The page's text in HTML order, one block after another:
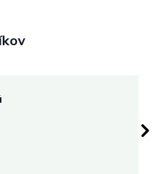
z 5 hviezdičiek.